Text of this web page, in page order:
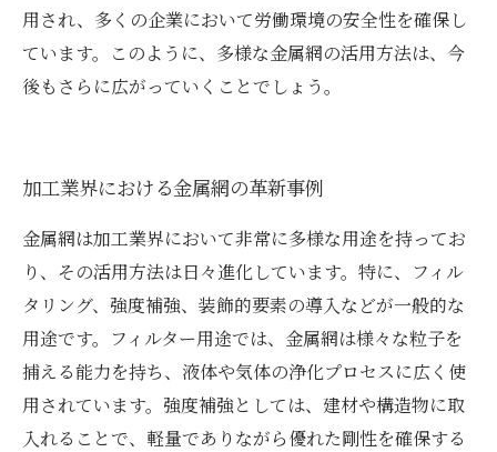
用され、多くの企業において労働環境の安全性を確保し
ています。このように、多様な金属網の活用方法は、今
後もさらに広がっていくことでしょう。
加工業界における金属網の革新事例
金属網は加工業界において非常に多様な用途を持ってお
り、その活用方法は日々進化しています。特に、フィル
タリング、強度補強、装飾的要素の導入などが一般的な
用途です。フィルター用途では、金属網は様々な粒子を
捕える能力を持ち、液体や気体の浄化プロセスに広く使
用されています。強度補強としては、建材や構造物に取
入れることで、軽量でありながら優れた剛性を確保する